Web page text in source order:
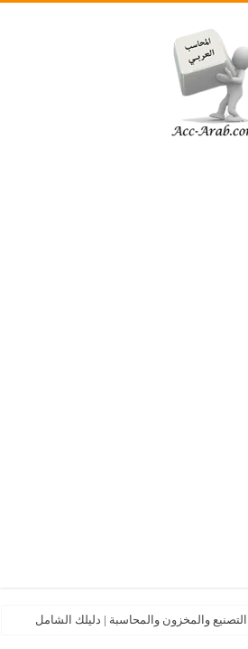
والمخزون والمحاسبة | دليلك الشامل